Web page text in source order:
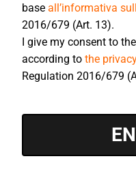
baseall’informativa
2016/679 (Art. 13).
I give my consent to
according tothe
Regulation 2016/679